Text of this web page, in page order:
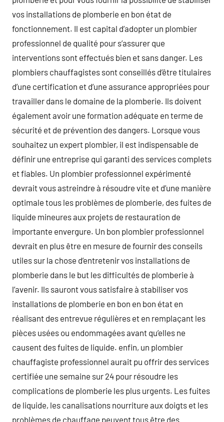
vos installations de plomberie en bon état de
fonctionnement. Il est capital d’adopter un plombier
professionnel de qualité pour s’assurer que
interventions sont effectués bien et sans danger. Les
plombiers chauffagistes sont conseillés d’être titulaires
d’une certification et d’une assurance appropriées pour
travailler dans le domaine de la plomberie. Ils doivent
également avoir une formation adéquate en terme de
sécurité et de prévention des dangers. Lorsque vous
souhaitez un expert plombier, il est indispensable de
définir une entreprise qui garanti des services complets
et fiables. Un plombier professionnel expérimenté
devrait vous astreindre à résoudre vite et d’une manière
optimale tous les problèmes de plomberie, des fuites de
liquide mineures aux projets de restauration de
importante envergure. Un bon plombier professionnel
devrait en plus être en mesure de fournir des conseils
utiles sur la chose d’entretenir vos installations de
plomberie dans le but les difficultés de plomberie à
l’avenir. Ils sauront vous satisfaire à stabiliser vos
installations de plomberie en bon en bon état en
réalisant des entrevue régulières et en remplaçant les
pièces usées ou endommagées avant qu’elles ne
causent des fuites de liquide. enfin, un plombier
chauffagiste professionnel aurait pu offrir des services
certifiée une semaine sur 24 pour résoudre les
complications de plomberie les plus urgents. Les fuites
de liquide, les canalisations nourriture aux doigts et les
problèmes de chauffage peuvent tous être des